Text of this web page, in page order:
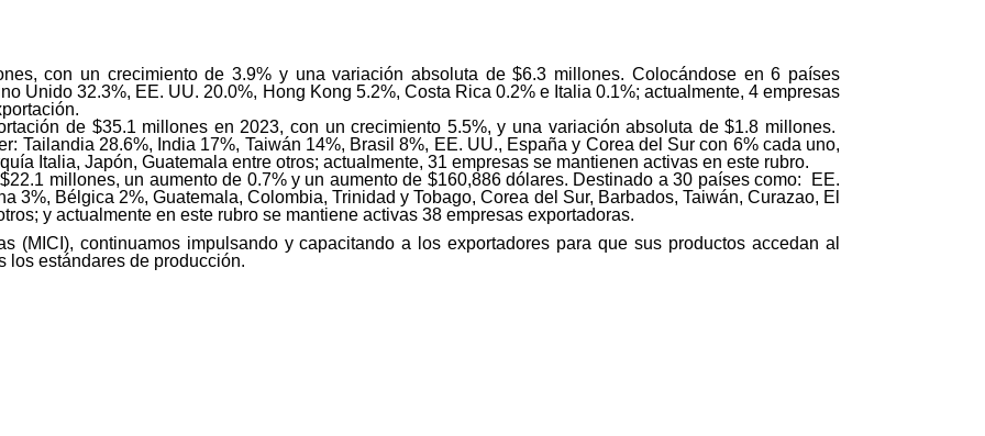
con un crecimiento de 3.9% y una variación absoluta de $6.3 millones. Colocándose en 6 países
Unido 32.3%, EE. UU. 20.0%, Hong Kong 5.2%, Costa Rica 0.2% e Italia 0.1%; actualmente, 4 empresas
de $35.1 millones en 2023, con un crecimiento 5.5%, y una variación absoluta de $1.8 millones.
Tailandia 28.6%, India 17%, Taiwán 14%, Brasil 8%, EE. UU., España y Corea del Sur con 6% cada uno,
Italia, Japón, Guatemala entre otros; actualmente, 31 empresas se mantienen activas en este rubro.
millones, un aumento de 0.7% y un aumento de $160,886 dólares. Destinado a 30 países como: EE.
3%, Bélgica 2%, Guatemala, Colombia, Trinidad y Tobago, Corea del Sur, Barbados, Taiwán, Curazao, El
y actualmente en este rubro se mantiene activas 38 empresas exportadoras.
(MICI), continuamos impulsando y capacitando a los exportadores para que sus productos accedan al
los estándares de producción.